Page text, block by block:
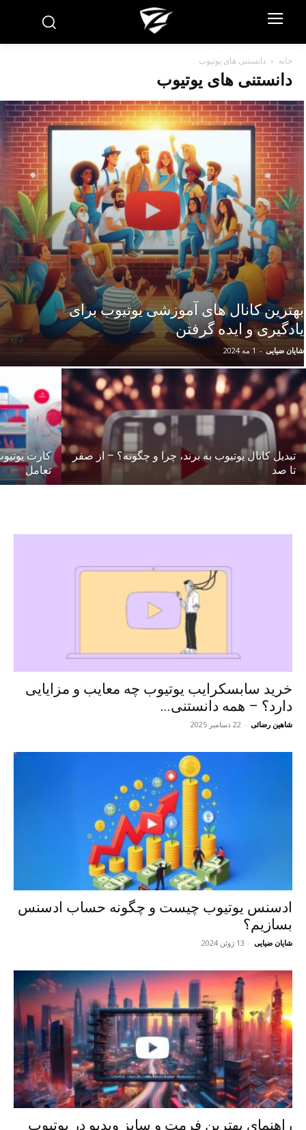
خانه دانستنی های یوتیوب
دانستنی های یوتیوب
بهترین کانال های آموزشی یوتیوب برای
یادگیری و ایده گرفتن
شایان ضیایی - 1 مه 2024
تبدیل کانال یوتیوب به برند، چرا و چگونه؟ – از صفر
تا صد
کارت
تعامل
خرید سابسکرایب یوتیوب چه معایب و مزایایی
دارد؟‌ – همه دانستنی...
شاهین رضائی - 22 دسامبر 2025
ادسنس یوتیوب چیست و چگونه حساب ادسنس
بسازیم؟
شایان ضیایی - 13 ژوئن 2024
راهنمای بهترین فرمت و سایز ویدیو در یوتیوب